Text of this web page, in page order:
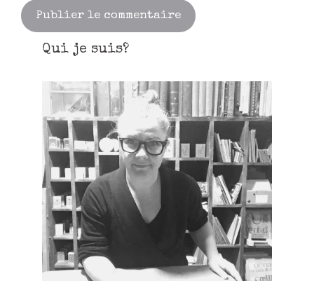
Qui je suis?